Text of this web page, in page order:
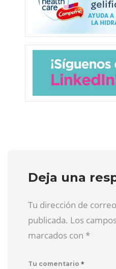
Deja una
Tu dirección de
publicada. Los
marcados con *
Tu comentario *